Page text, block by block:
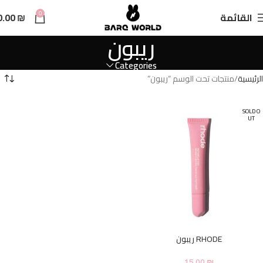
القائمة 0
₪
ريبون
Categories
الرئيسية منتجات تحت الوسم “ريبون”
SOLD O
UT
RHODE ريبون